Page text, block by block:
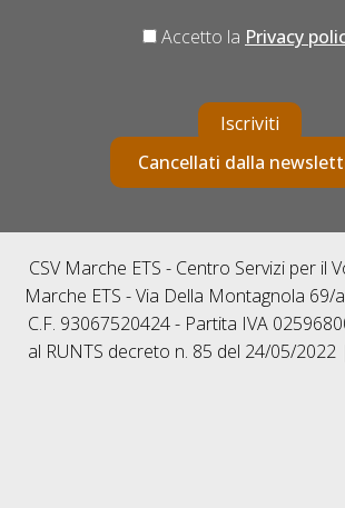
Accetto la Privacy
Iscriviti
Cancellati dalla
CSV Marche ETS - Centro Servizi per il
Marche ETS - Via Della Montagnola 69/
C.F. 93067520424 - Partita IVA
al RUNTS decreto n. 85 del 24/05/2022 |